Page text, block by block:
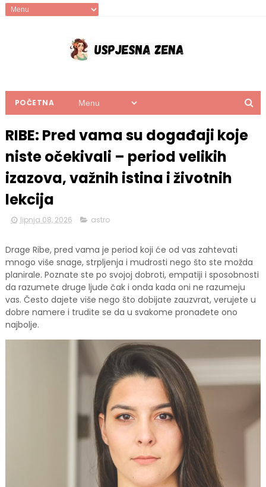
POČETNA
RIBE: Pred vama su događaji koje
niste očekivali – period velikih
izazova, važnih istina i životnih
lekcija
lipnja 08, 2026 astro
Drage Ribe, pred vama je period koji će od vas zahtevati
mnogo više snage, strpljenja i mudrosti nego što ste možda
planirale. Poznate ste po svojoj dobroti, empatiji i sposobnosti
da razumete druge ljude čak i onda kada oni ne razumeju
vas. Često dajete više nego što dobijate zauzvrat, verujete u
dobre namere i trudite se da u svakome pronađete ono
najbolje.